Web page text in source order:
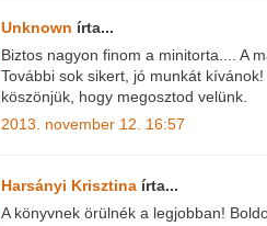
Unknown írta...
Biztos nagyon finom a minitorta.... A
További sok sikert, jó munkát
köszönjük, hogy megosztod velünk.
2013. november 12. 16:57
Harsányi Krisztina írta...
A könyvnek örülnék a legjobban!